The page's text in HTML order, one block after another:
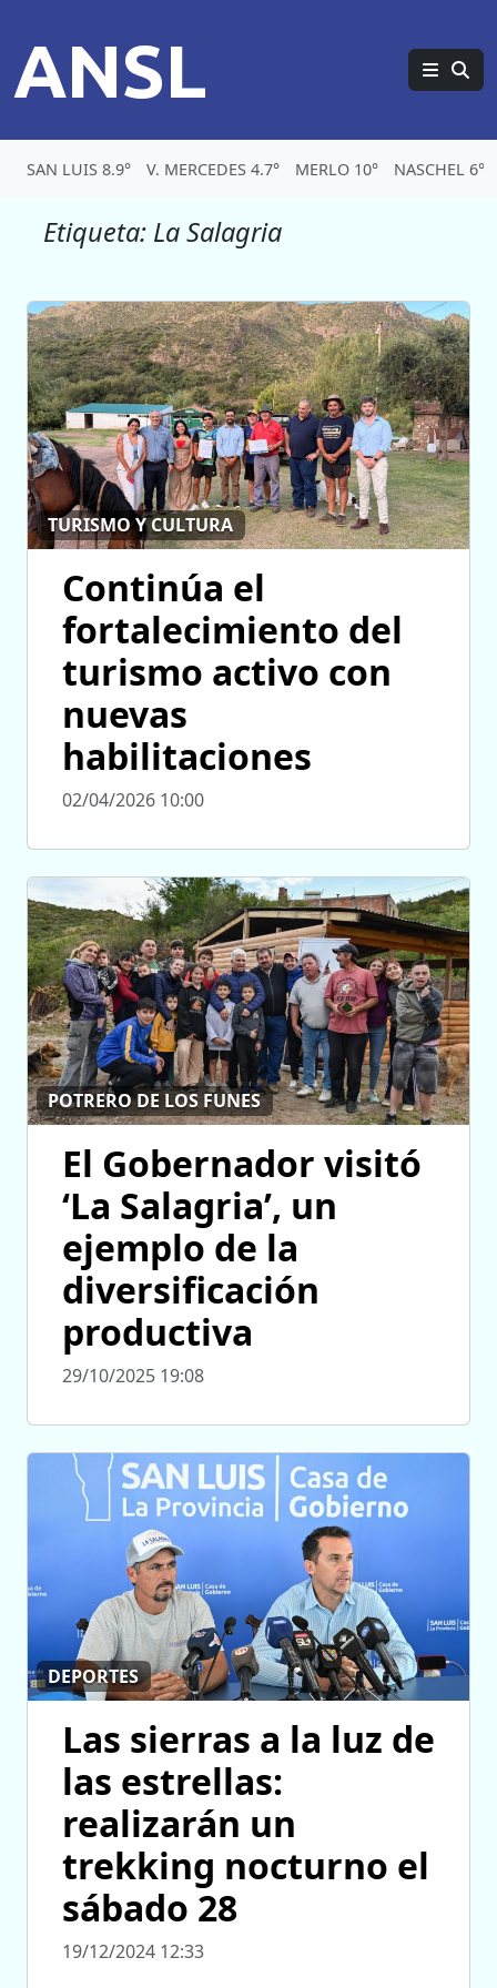
ANSL
SAN LUIS 8.9° V. MERCEDES 4.7° MERLO 10° NASCHEL 6°
Etiqueta: La Salagria
TURISMO Y CULTURA
Continúa el
fortalecimiento del
turismo activo con
nuevas
habilitaciones
02/04/2026 10:00
POTRERO DE LOS FUNES
El Gobernador visitó
‘La Salagria’, un
ejemplo de la
diversificación
productiva
29/10/2025 19:08
DEPORTES
Las sierras a la luz de
las estrellas:
realizarán un
trekking nocturno el
sábado 28
19/12/2024 12:33